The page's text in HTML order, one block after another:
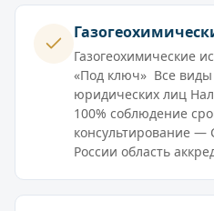
Газогеохимические
«Под ключ» Все виды
юридических лиц
100% соблюдение
консультирование
России область